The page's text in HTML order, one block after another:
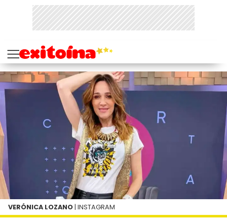
VERÓNICA LOZANO | INSTAGRAM